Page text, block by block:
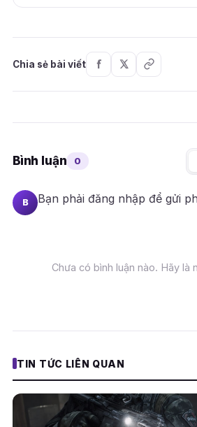
Chia sẻ bài viết
Bình luận 0
B Bạn phải đăng nhập để gửi
Chưa có bình luận nào. Hãy là
TIN TỨC LIÊN QUAN